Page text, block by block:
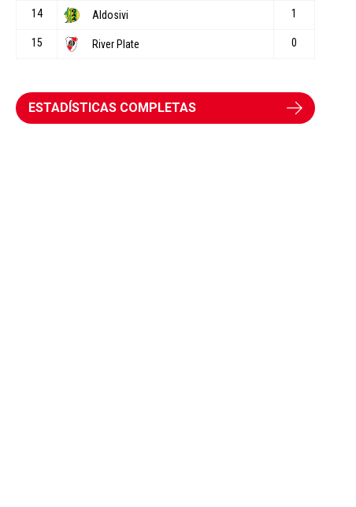
ESTADÍSTICAS COMPLETAS